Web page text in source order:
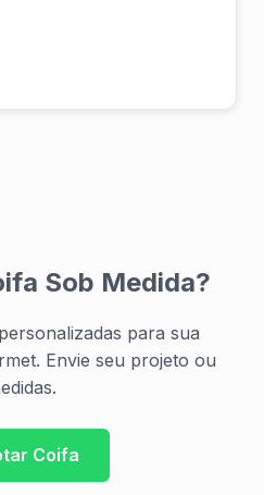
Sob Medida?
para sua
Envie seu projeto ou
Coifa